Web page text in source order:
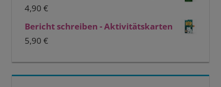
4,90 €
Bericht schreiben - Aktivitätskarten
5,90 €